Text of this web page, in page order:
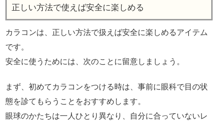
正しい方法で使えば安全に楽しめる
カラコンは、正しい方法で扱えば安全に楽しめるアイテム
です。
安全に使うためには、次のことに留意しましょう。
まず、初めてカラコンをつける時は、事前に眼科で目の状
態を診てもらうことをおすすめします。
眼球のかたちは一人ひとり異なり、自分に合っていないレ